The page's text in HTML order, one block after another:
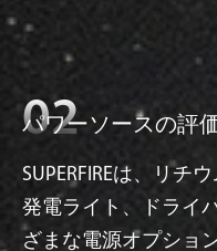
パワーソースの評
SUPERFIREは、リチ
発電ライト、ドライ
ざまな電源オプショ